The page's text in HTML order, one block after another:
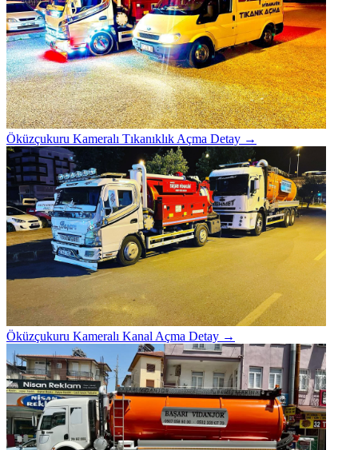
Öküzçukuru Kameralı Tıkanıklık Açma Detay →
Öküzçukuru Kameralı Kanal Açma Detay →